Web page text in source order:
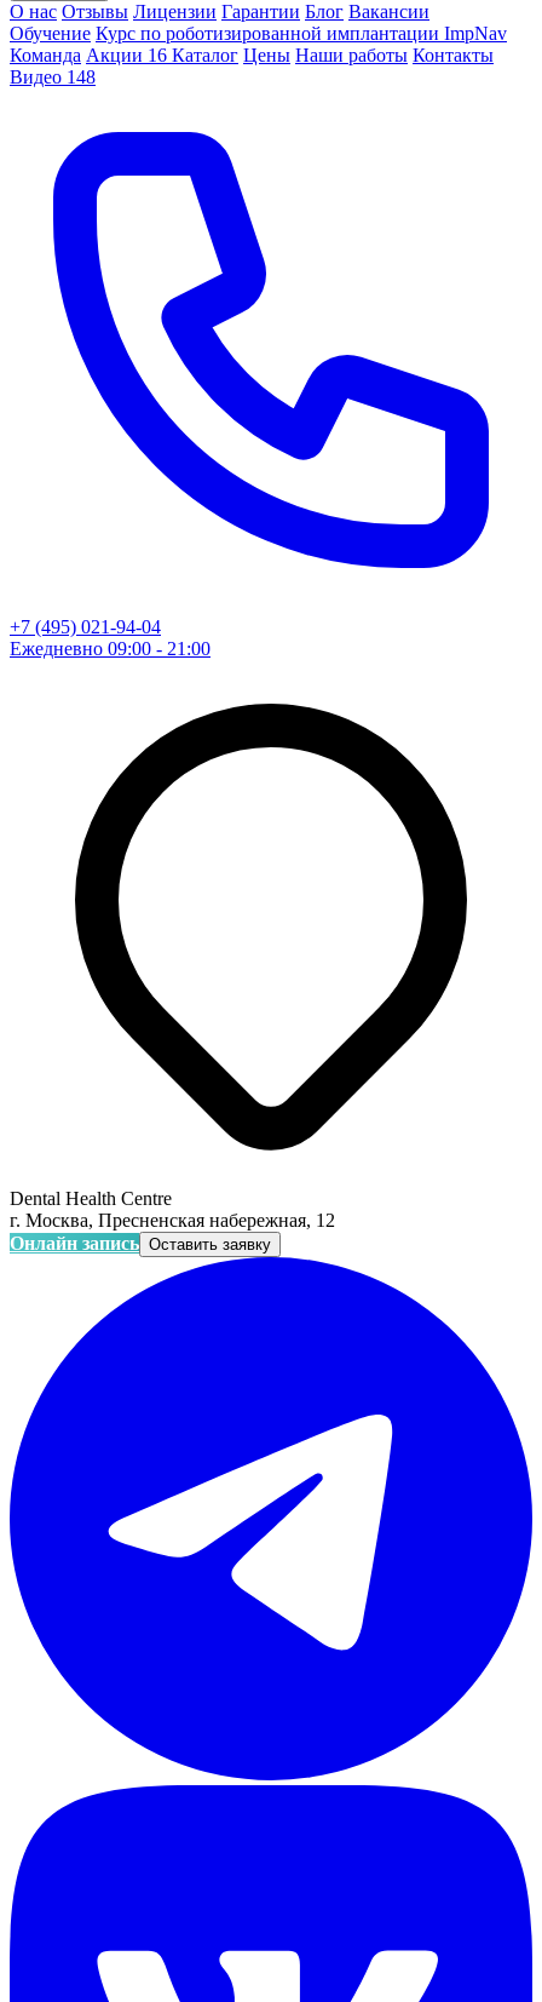
О нас Отзывы Лицензии Гарантии Блог Вакансии
Обучение Курс по роботизированной имплантации ImpNav
Команда Акции 16 Каталог Цены Наши работы Контакты
Видео 148
+7 (495) 021-94-04
Ежедневно 09:00 - 21:00
Dental Health Centre
г. Москва, Пресненская набережная, 12
Онлайн запись Оставить заявку